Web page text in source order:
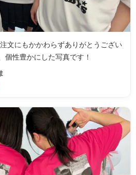
文にもかかわらずありがとうござい
個性豊かにした写真です！